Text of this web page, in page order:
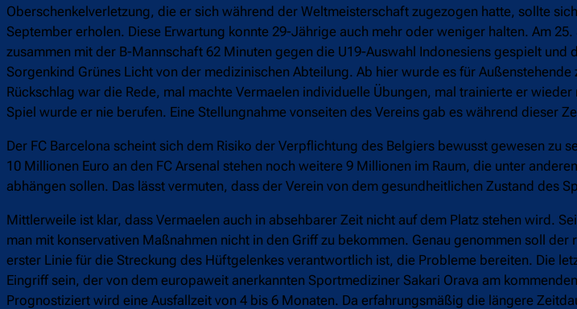
Oberschenkelverletzung, die er sich während der Weltmeisterschaft zugezogen hatte, sollte
September erholen. Diese Erwartung konnte 29-Jährige auch mehr oder weniger halten. Am
zusammen mit der B-Mannschaft 62 Minuten gegen die U19-Auswahl Indonesiens gespielt und
Sorgenkind Grünes Licht von der medizinischen Abteilung. Ab hier wurde es für
Rückschlag war die Rede, mal machte Vermaelen individuelle Übungen, mal trainierte er
Spiel wurde er nie berufen. Eine Stellungnahme vonseiten des Vereins gab es während dieser
Der FC Barcelona scheint sich dem Risiko der Verpflichtung des Belgiers bewusst gewesen zu
10 Millionen Euro an den FC Arsenal stehen noch weitere 9 Millionen im Raum, die unter
abhängen sollen. Das lässt vermuten, dass der Verein von dem gesundheitlichen Zustand des
Mittlerweile ist klar, dass Vermaelen auch in absehbarer Zeit nicht auf dem Platz stehen wird.
man mit konservativen Maßnahmen nicht in den Griff zu bekommen. Genau genommen soll
erster Linie für die Streckung des Hüftgelenkes verantwortlich ist, die Probleme bereiten. Die
Eingriff sein, der von dem europaweit anerkannten Sportmediziner Sakari Orava am
Prognostiziert wird eine Ausfallzeit von 4 bis 6 Monaten. Da erfahrungsmäßig die längere